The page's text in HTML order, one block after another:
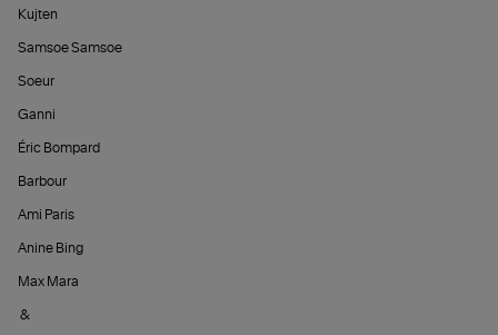
Kujten
Samsoe Samsoe
Soeur
Ganni
Éric Bompard
Barbour
Ami Paris
Anine Bing
Max Mara
&